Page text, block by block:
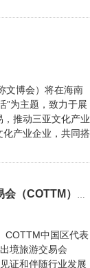
文博会）将在海南
”为主题，致力于展
推动三亚文化产业
产业企业，共同搭
“今年花胜去年红，可惜明年花更好，知与谁同？”——2023中国出境旅游交易会（COTTM）于11月15日盛大开幕
COTTM中国区代表
境旅游交易会
证和伴随行业发展